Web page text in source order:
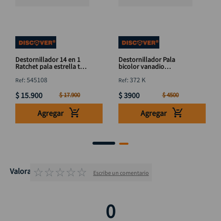
Destornillador 14 en 1
Ratchet pala estrella torx
:545108
$ 15.900 $17.900
Agregar
Destornillador Pala
bicolor vanadio
:372 K
$3900 $4500
Agregar
Valoraciones
☆☆☆☆☆ Escribe un comentario